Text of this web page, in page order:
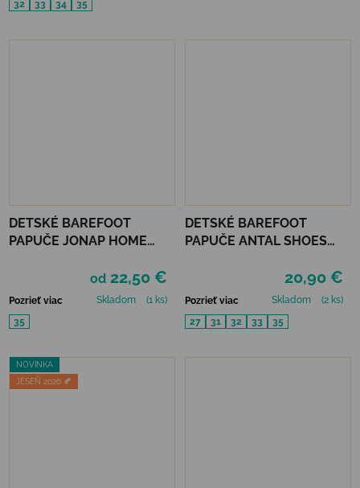
32
33 34 35
DETSKÉ BAREFOOT
PAPUČE JONAP HOME
od 22,50 €
Pozrieť viac Skladom
(1 ks)
35
DETSKÉ BAREFOOT
PAPUČE ANTAL SHOES
20,90 €
Pozrieť viac Skladom
(2 ks)
27
31 32 33 35
NOVINKA
JESEŇ 2026 🍂